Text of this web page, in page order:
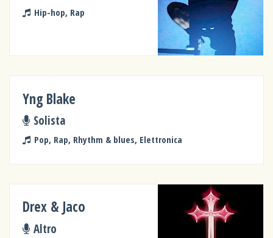
Hip-hop, Rap
Yng Blake
Solista
Pop, Rap, Rhythm & blues, Elettronica
Drex & Jaco
Altro